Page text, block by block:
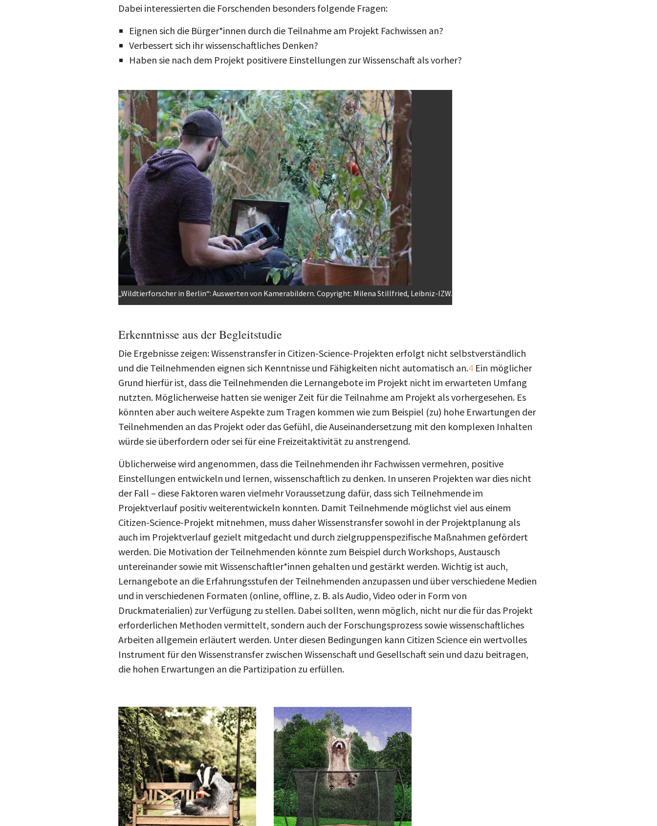
Dabei interessierten die Forschenden besonders folgende Fragen:
Eignen sich die Bürger*innen durch die Teilnahme am Projekt Fachwissen an?
Verbessert sich ihr wissenschaftliches Denken?
Haben sie nach dem Projekt positivere Einstellungen zur Wissenschaft als vorher?
Image
„Wildtierforscher in Berlin“: Auswerten von Kamerabildern. Copyright: Milena Stillfried, Leibniz-IZW.
Erkenntnisse aus der Begleitstudie
Die Ergebnisse zeigen: Wissenstransfer in Citizen-Science-Projekten erfolgt nicht selbstverständlich
und die Teilnehmenden eignen sich Kenntnisse und Fähigkeiten nicht automatisch an.4 Ein möglicher
Grund hierfür ist, dass die Teilnehmenden die Lernangebote im Projekt nicht im erwarteten Umfang
nutzten. Möglicherweise hatten sie weniger Zeit für die Teilnahme am Projekt als vorhergesehen. Es
könnten aber auch weitere Aspekte zum Tragen kommen wie zum Beispiel (zu) hohe Erwartungen der
Teilnehmenden an das Projekt oder das Gefühl, die Auseinandersetzung mit den komplexen Inhalten
würde sie überfordern oder sei für eine Freizeitaktivität zu anstrengend.
Üblicherweise wird angenommen, dass die Teilnehmenden ihr Fachwissen vermehren, positive
Einstellungen entwickeln und lernen, wissenschaftlich zu denken. In unseren Projekten war dies nicht
der Fall – diese Faktoren waren vielmehr Voraussetzung dafür, dass sich Teilnehmende im
Projektverlauf positiv weiterentwickeln konnten. Damit Teilnehmende möglichst viel aus einem
Citizen-Science-Projekt mitnehmen, muss daher Wissenstransfer sowohl in der Projektplanung als
auch im Projektverlauf gezielt mitgedacht und durch zielgruppenspezifische Maßnahmen gefördert
werden. Die Motivation der Teilnehmenden könnte zum Beispiel durch Workshops, Austausch
untereinander sowie mit Wissenschaftler*innen gehalten und gestärkt werden. Wichtig ist auch,
Lernangebote an die Erfahrungsstufen der Teilnehmenden anzupassen und über verschiedene Medien
und in verschiedenen Formaten (online, offline, z. B. als Audio, Video oder in Form von
Druckmaterialien) zur Verfügung zu stellen. Dabei sollten, wenn möglich, nicht nur die für das Projekt
erforderlichen Methoden vermittelt, sondern auch der Forschungsprozess sowie wissenschaftliches
Arbeiten allgemein erläutert werden. Unter diesen Bedingungen kann Citizen Science ein wertvolles
Instrument für den Wissenstransfer zwischen Wissenschaft und Gesellschaft sein und dazu beitragen,
die hohen Erwartungen an die Partizipation zu erfüllen.